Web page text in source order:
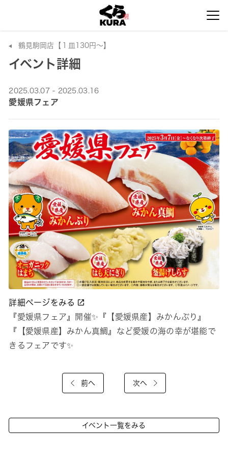
鶴見駒岡店【１皿130円～】
イベント詳細
2025.03.07 - 2025.03.16
愛媛県フェア
詳細ページをみる
『愛媛県フェア』開催✨『【愛媛県産】みかんぶり』
『【愛媛県産】みかん真鯛』など愛媛の海の幸が堪能で
きるフェアです✨
前へ 次へ
イベント一覧をみる